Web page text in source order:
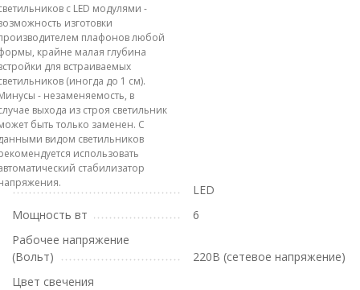
с LED модулями -
изготовки
плафонов любой
крайне малая глубина
для встраиваемых
(иногда до 1 см).
- незаменяемость, в
выхода из строя светильник
быть только заменен. С
видом светильников
использовать
стабилизатор
LED
Мощность вт
6
Рабочее напряжение
(Вольт)
220В (сетевое напряжение)
Цвет свечения